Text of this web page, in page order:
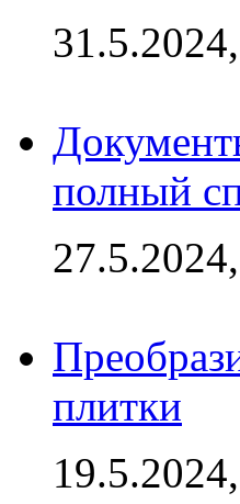
полный
плитки